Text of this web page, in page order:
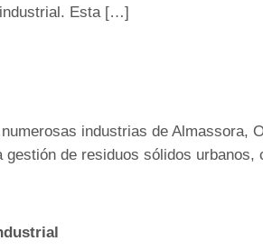
Esta […]
industrias de Almassora,
de residuos sólidos urbanos,